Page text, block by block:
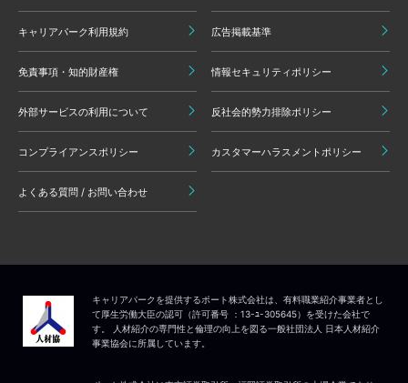
キャリアパーク利用規約 広告掲載基準
免責事項・知的財産権 情報セキュリティポリシー
外部サービスの利用について 反社会的勢力排除ポリシー
コンプライアンスポリシー カスタマーハラスメントポリシー
よくある質問 / お問い合わせ